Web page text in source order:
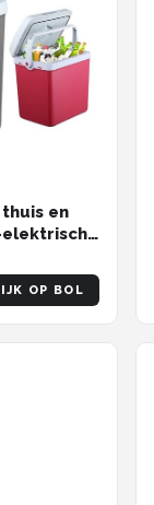
en
OP BOL